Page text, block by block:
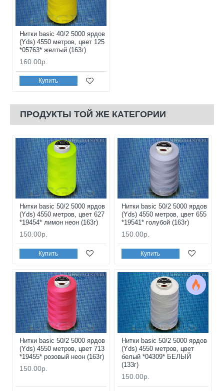
Нитки basic 40/2 5000 ярдов
(Yds) 4550 метров, цвет 125
*05763* желтый (163г)
160.00р.
Купить
ПРОДУКТЫ ТОЙ ЖЕ КАТЕГОРИИ
Нитки basic 50/2 5000 ярдов
(Yds) 4550 метров, цвет 627
*19454* лимон неон (163г)
150.00р.
Купить
Нитки basic 50/2 5000 ярдов
(Yds) 4550 метров, цвет 655
*19541* голубой (163г)
150.00р.
Купить
Нитки basic 50/2 5000 ярдов
(Yds) 4550 метров, цвет 713
*19455* розовый неон (163г)
150.00р.
Нитки basic 50/2 5000 ярдов
(Yds) 4550 метров, цвет
белый *04309* БЕЛЫЙ
(133г)
150.00р.